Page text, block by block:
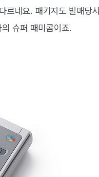
르네요. 패키지도 발매당
슈퍼 패미콤이죠.